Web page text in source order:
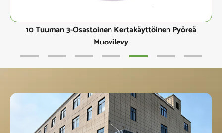
10 Tuuman 3-Osastoinen Kertakäyttöinen Pyöreä
Muovilevy